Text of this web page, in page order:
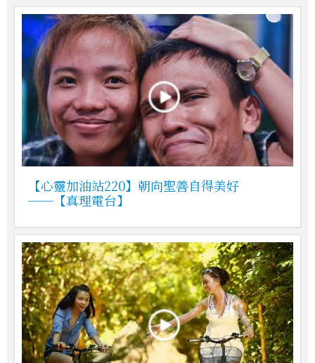
【心靈加油站220】朝向聖善自得美好
──【真理電台】